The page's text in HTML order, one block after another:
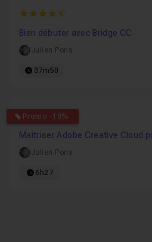
4.3333333333333
Bien débuter avec Bridge CC
Julien Pons
37m50
Promo -19%
5
Maîtriser Adobe Creative Cloud
Julien Pons
6h27